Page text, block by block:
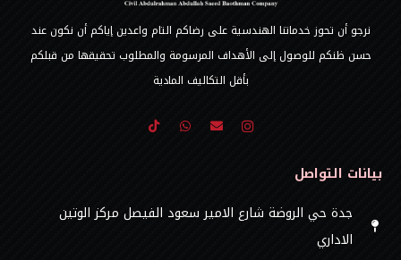
نرجو أن تحوز خدماتنا الهندسية على رضاكم التام واعدين إياكم أن نكون عند
حسن ظنكم للوصول إلى الأهداف المرسومة والمطلوب تحقيقها من قبلكم
بأقل التكاليف المادية
بيانات التواصل
جدة حي الروضة شارع الامير سعود الفيصل مركز الوتين
الاداري